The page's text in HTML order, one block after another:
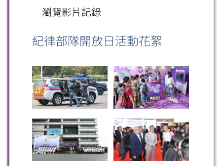
瀏覽影片記錄
紀律部隊開放日活動花絮